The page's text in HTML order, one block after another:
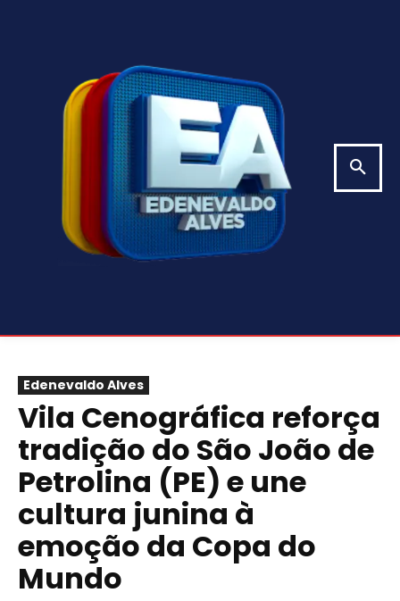
Edenevaldo Alves
Vila Cenográfica reforça
tradição do São João de
Petrolina (PE) e une
cultura junina à
emoção da Copa do
Mundo